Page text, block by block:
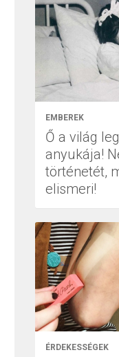
EMBEREK
Ő a világ
anyukája!
történetét,
elismeri!
ÉRDEKESSÉGEK